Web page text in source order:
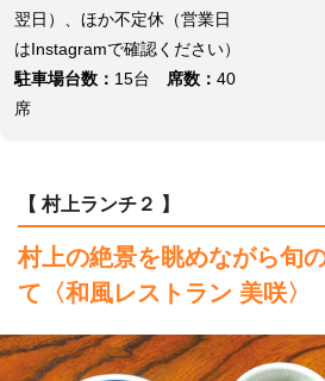
翌日）、ほか不定休（営業日
はInstagramで確認ください）
駐車場台数： 15台 席数： 40
席
【 村上ランチ２ 】
村上の絶景を眺めながら旬
て 〈和風レストラン 美咲〉